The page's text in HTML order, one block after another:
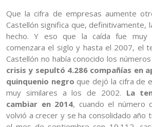
Que la cifra de empresas aumente
Castellón significa que, definitivamente,
hecho. Y eso que la caída fue muy
comenzara el siglo y hasta el 2007, el
Castellón no había conocido los
crisis y sepultó 4.286 compañías en
quinquenio negro que dejó la cifra de
muy similares a los de 2002. La
cambiar en 2014, cuando el número
volvió a crecer y se ha consolidado año